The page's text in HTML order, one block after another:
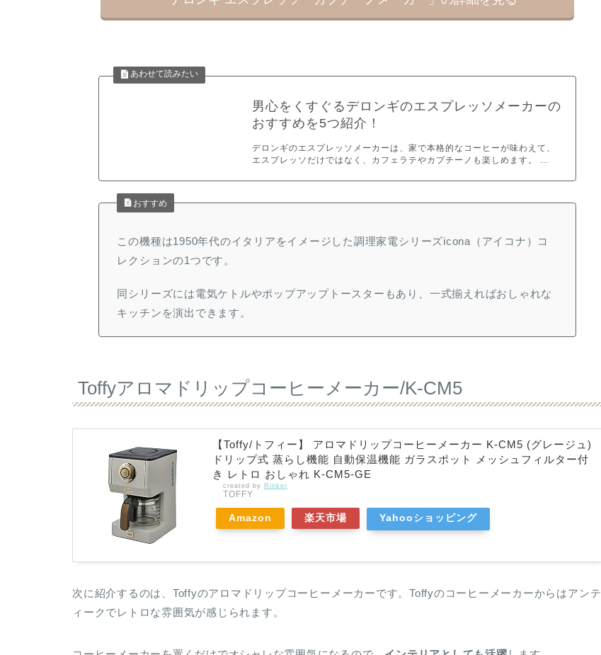
男心をくすぐるデロンギのエスプレッソメーカーの
おすすめを5つ紹介！
デロンギのエスプレッソメーカーは、家で本格的なコーヒーが味わえて、
エスプレッソだけではなく、カフェラテやカプチーノも楽しめます。 ...
おすすめ
この機種は1950年代のイタリアをイメージした調理家電シリーズicona（アイコナ）コ
レクションの1つです。
同シリーズには電気ケトルやポップアップトースターもあり、一式揃えればおしゃれな
キッチンを演出できます。
Toffyアロマドリップコーヒーメーカー/K-CM5
【Toffy/トフィー】 アロマドリップコーヒーメーカー K-CM5 (グレージュ)
ドリップ式 蒸らし機能 自動保温機能 ガラスポット メッシュフィルター付
き レトロ おしゃれ K-CM5-GE
created by Rinker
TOFFY
Amazon 楽天市場 Yahooショッピング
次に紹介するのは、Toffyのアロマドリップコーヒーメーカーです。Toffyのコーヒーメーカーからはアンテ
ィークでレトロな雰囲気が感じられます。